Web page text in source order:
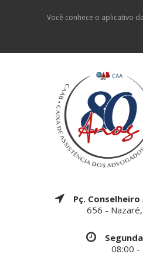
Você conhece o aplicativo
Pç.
656 -
08:00 -